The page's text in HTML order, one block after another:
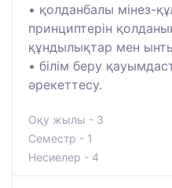
• қолданбалы мінез-
принциптерін
құндылықтар мен
• білім беру
әрекеттесу.
Оқу жылы - 3
Семестр - 1
Несиелер - 4